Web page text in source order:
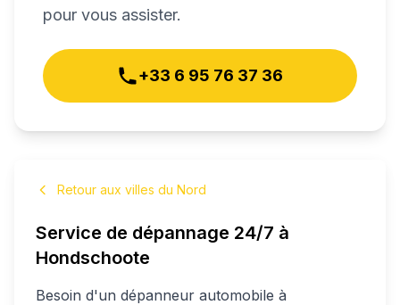
pour vous assister.
+33 6 95 76 37 36
Retour aux villes du Nord
Service de dépannage 24/7 à
Hondschoote
Besoin d'un dépanneur automobile à